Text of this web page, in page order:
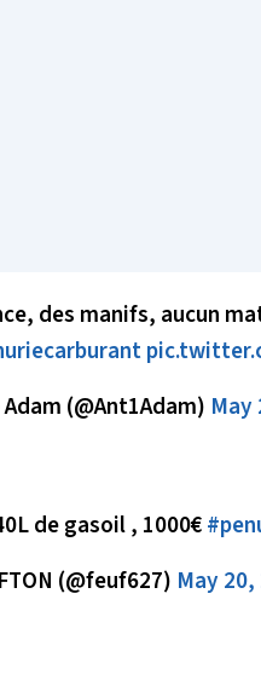
des manifs, aucun
(@Ant1Adam) May
de gasoil , 1000€
(@feuf627) May